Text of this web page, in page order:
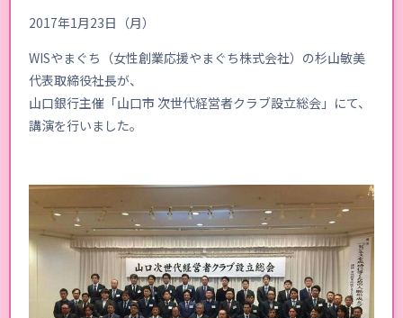
2017年1月23日（月）
WISやまぐち（女性創業応援やまぐち株式会社）の杉山敏美
代表取締役社長が、
山口銀行主催「山口市 次世代経営者クラブ設立総会」にて、
講演を行いました。